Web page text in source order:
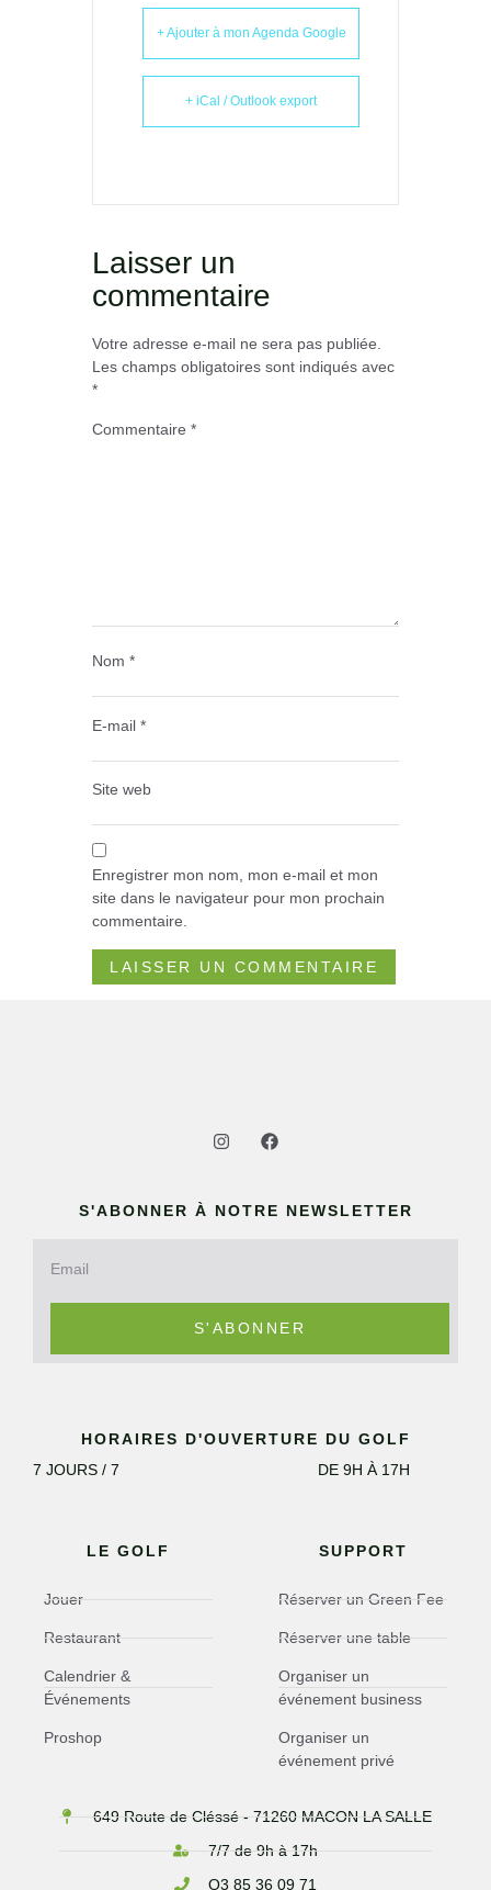
+ Ajouter à mon Agenda Google
+ iCal / Outlook export
Laisser un
commentaire
Votre adresse e-mail ne sera pas publiée.
Les champs obligatoires sont indiqués avec
*
Commentaire *
Nom *
E-mail *
Site web
Enregistrer mon nom, mon e-mail et mon
site dans le navigateur pour mon prochain
commentaire.
LE GOLF
Jouer
Restaurant
Calendrier &
Événements
Proshop
SUPPORT
Réserver un Green Fee
Réserver une table
Organiser un
événement business
Organiser un
événement privé
649 Route de Cléssé - 71260 MACON LA SALLE
7/7 de 9h à 17h
O3 85 36 09 71
S'ABONNER À NOTRE NEWSLETTER
S'ABONNER
HORAIRES D'OUVERTURE DU GOLF
7 JOURS / 7
DE 9H À 17H